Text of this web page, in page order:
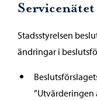
Servicenätet
Stadsstyrelsen
ändringar i
”Utvärderingen